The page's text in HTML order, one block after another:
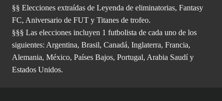
§§ Elecciones extraídas de Leyenda de eliminatorias, Fantasy
FC, Aniversario de FUT y Titanes de trofeo.
§§§ Las elecciones incluyen 1 futbolista de cada uno de los
siguientes: Argentina, Brasil, Canadá, Inglaterra, Francia,
Alemania, México, Países Bajos, Portugal, Arabia Saudí y
Estados Unidos.